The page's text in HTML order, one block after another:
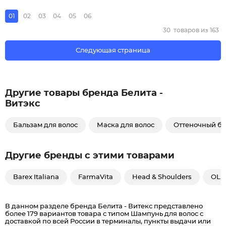
01 02 03 04 05 06
Следующая страница
30 товаров из 163
Другие товары бренда Белита -
Витэкс
Бальзам для волос Маска для волос Оттеночный
Другие бренды с этими товарами
Barex Italiana FarmaVita Head & Shoulders
В данном разделе бренда Белита - Витекс представлено
более 179 вариантов товара с типом Шампунь для волос c
доставкой по всей России в терминалы, пункты выдачи или